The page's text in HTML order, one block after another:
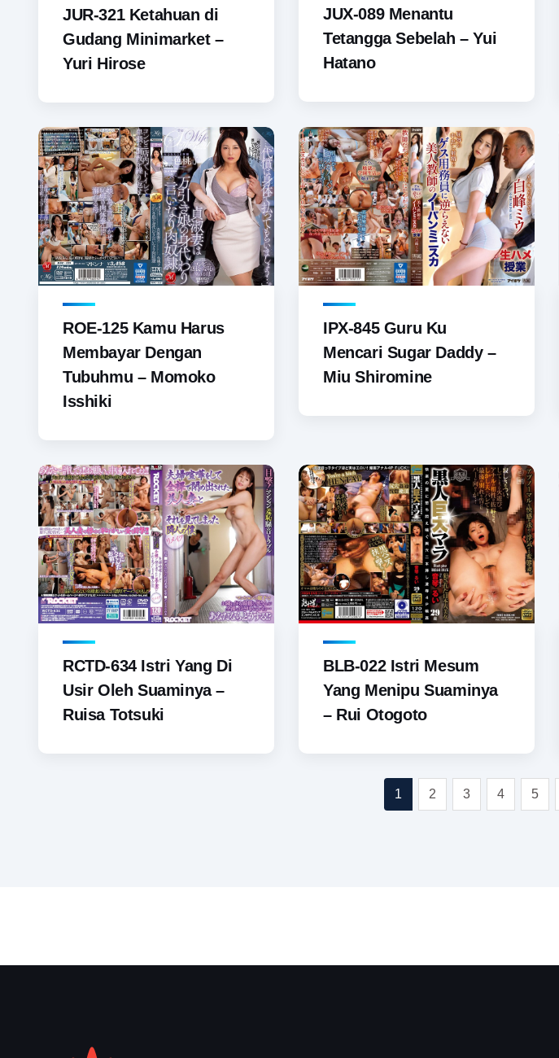
JUR-321 Ketahuan di
Gudang Minimarket –
Yuri Hirose
JUX-089 Menantu
Tetangga Sebelah – Yui
Hatano
ROE-125 Kamu Harus
Membayar Dengan
Tubuhmu – Momoko
Isshiki
IPX-845 Guru Ku
Mencari Sugar Daddy –
Miu Shiromine
RCTD-634 Istri Yang Di
Usir Oleh Suaminya –
Ruisa Totsuki
BLB-022 Istri Mesum
Yang Menipu Suaminya
– Rui Otogoto
1 2 3 4 5